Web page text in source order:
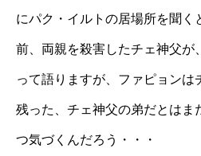
にパク・イルトの居場所を聞く
前、両親を殺害したチェ神父が
って語りますが、ファピョンは
残った、チェ神父の弟だとはま
つ気づくんだろう・・・